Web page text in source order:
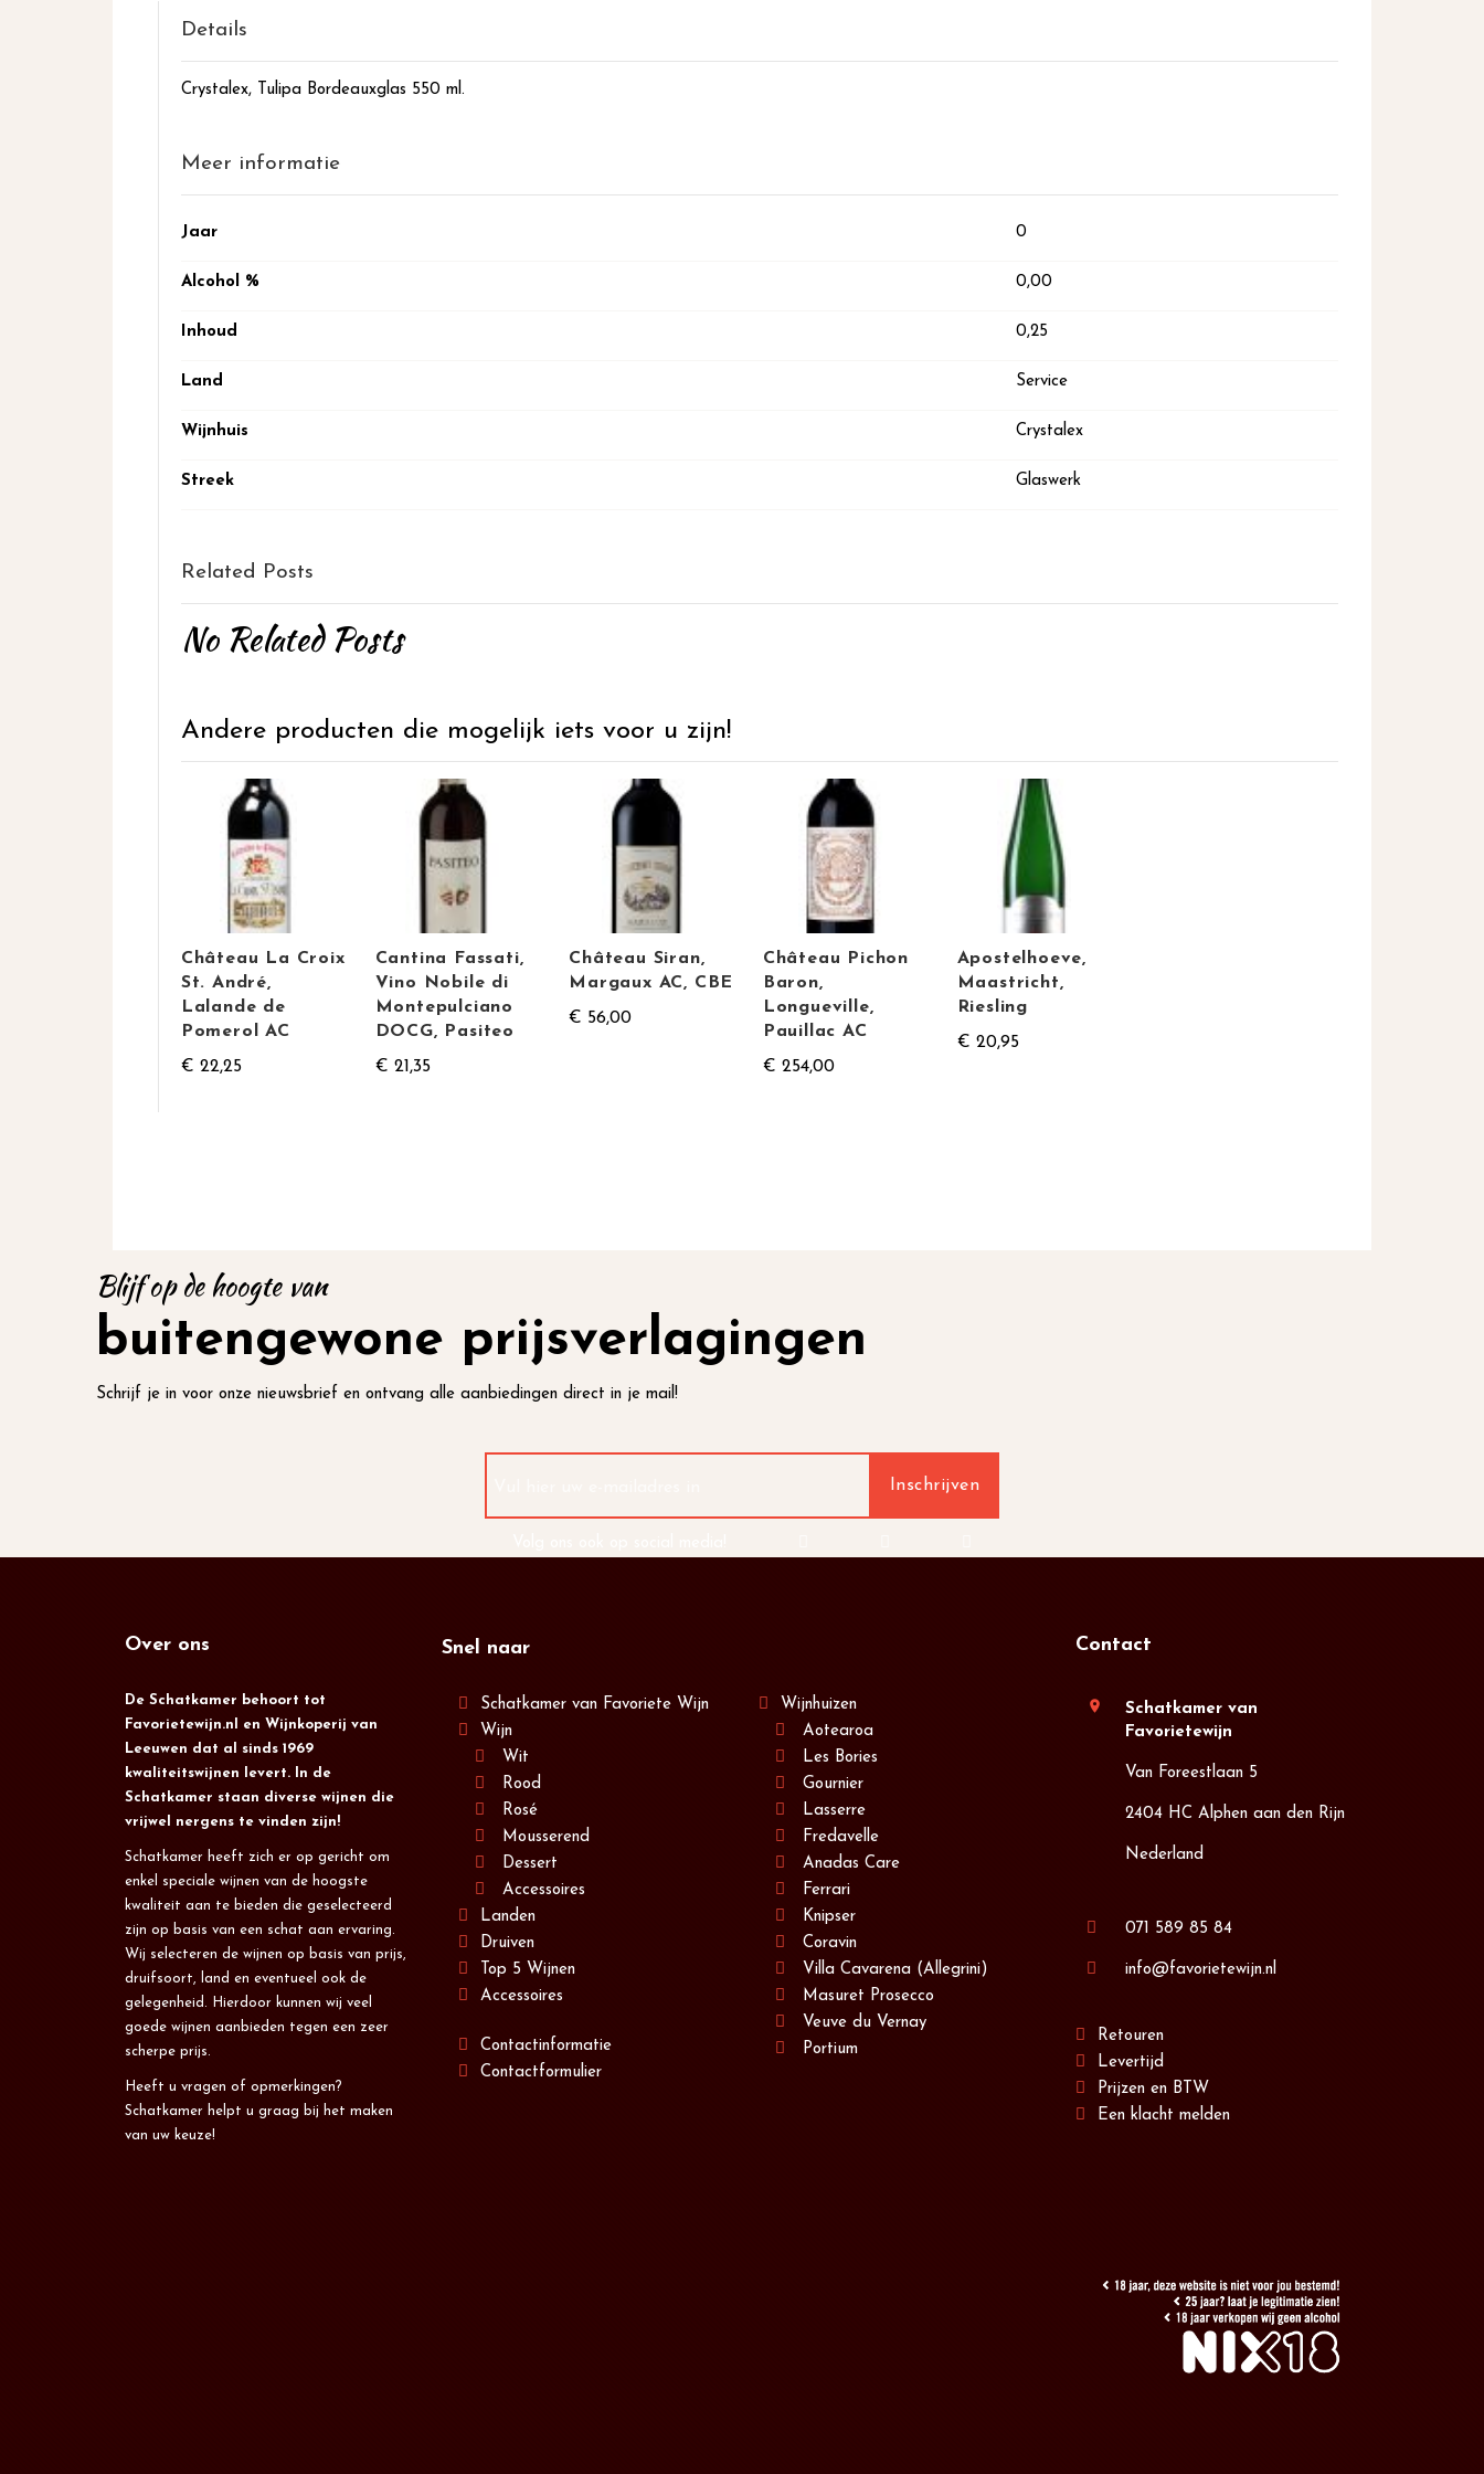
het
afbeeldingen-
Details
Crystalex, Tulipa Bordeauxglas 550 ml.
Meer informatie
Meer
Jaar 0
Alcohol % 0,00
Inhoud 0,25
Land Service
Wijnhuis Crystalex
Streek Glaswerk
Related Posts
No Related Posts
Andere producten die mogelijk iets voor u zijn!
Château La Croix
St. André,
Lalande de
Pomerol AC
€ 22,25
Cantina Fassati,
Vino Nobile di
Montepulciano
DOCG, Pasiteo
€ 21,35
Château Siran,
Margaux AC, CBE
€ 56,00
Château Pichon
Baron,
Longueville,
Pauillac AC
€ 254,00
Apostelhoeve,
Maastricht,
Riesling
€ 20,95
Blijf op de hoogte van
buitengewone prijsverlagingen
Schrijf je in voor onze nieuwsbrief en ontvang alle aanbiedingen direct in je mail!
Over ons
De Schatkamer behoort tot
Favorietewijn.nl en Wijnkoperij van
Leeuwen dat al sinds 1969
kwaliteitswijnen levert. In de
Schatkamer staan diverse wijnen die
vrijwel nergens te vinden zijn!
Schatkamer heeft zich er op gericht om
enkel speciale wijnen van de hoogste
kwaliteit aan te bieden die geselecteerd
zijn op basis van een schat aan ervaring.
Wij selecteren de wijnen op basis van prijs,
druifsoort, land en eventueel ook de
gelegenheid. Hierdoor kunnen wij veel
goede wijnen aanbieden tegen een zeer
scherpe prijs.
Heeft u vragen of opmerkingen?
Schatkamer helpt u graag bij het maken
van uw keuze!
Snel naar
Schatkamer van Favoriete Wijn
Wijn
Wit
Rood
Rosé
Mousserend
Dessert
Accessoires
Landen
Druiven
Top 5 Wijnen
Accessoires
Contactinformatie
Contactformulier
Wijnhuizen
Aotearoa
Les Bories
Gournier
Lasserre
Fredavelle
Anadas Care
Ferrari
Knipser
Coravin
Villa Cavarena (Allegrini)
Masuret Prosecco
Veuve du Vernay
Portium
Contact
location_on
Schatkamer van
Favorietewijn
Van Foreestlaan 5
2404 HC Alphen aan den Rijn
Nederland
071 589 85 84
info@favorietewijn.nl
Retouren
Levertijd
Prijzen en BTW
Een klacht melden